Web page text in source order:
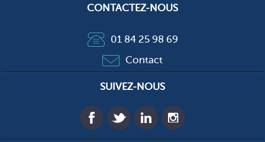
CONTACTEZ-NOUS
01 84 25 98 69
Contact
SUIVEZ-NOUS